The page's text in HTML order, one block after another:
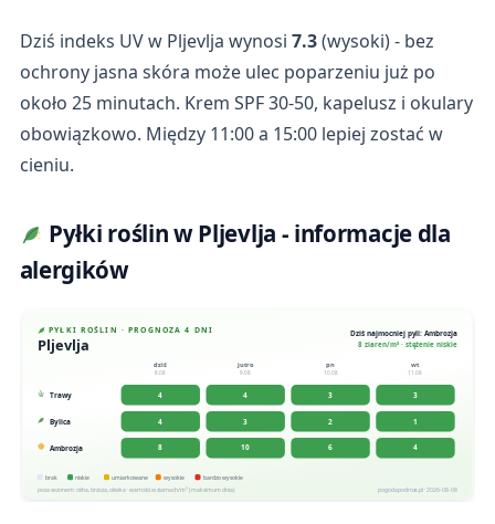
Dziś indeks UV w Pljevlja wynosi 7.3(wysoki) - bez
ochrony jasna skóra może ulec poparzeniu już po
około 25 minutach. Krem SPF 30-50, kapelusz i okulary
obowiązkowo. Między 11:00 a 15:00 lepiej zostać w
cieniu.
Pyłki roślin w Pljevlja - informacje dla
alergików
PYŁKI ROŚLIN · PROGNOZA 4 DNI
Pljevlja
Dziś najmocniej pyli: Ambrozja
8 ziaren/m³ · stężenie niskie
dziś
8.08
jutro
9.08
pn
10.08
wt
11.08
Trawy 4 4 3 3
Bylica 4 3 2 1
Ambrozja 8 10 6 4
brak niskie umiarkowane wysokie bardzo wysokie
poza sezonem: olcha, brzoza, oliwka · wartości w ziarnach/m³ (maksimum dnia) pogodapodroze.pl · 2026-08-08